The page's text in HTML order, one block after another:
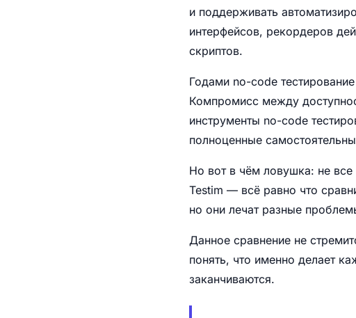
и поддерживать
интерфейсов, рекордеров
скриптов.
Годами no-code
Компромисс между
инструменты no-code
полноценные
Но вот в чём ловушка: не
Testim — всё равно что
но они лечат разные
Данное сравнение не
понять, что именно делает
заканчиваются.